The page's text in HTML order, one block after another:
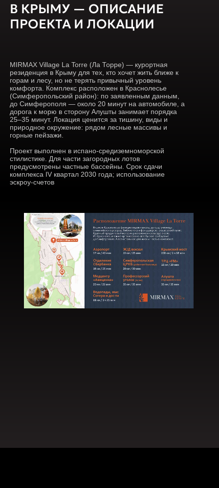
В КРЫМУ — ОПИСАНИЕ
ПРОЕКТА И ЛОКАЦИИ
MIRMAX Village La Torre (Ла Торре) — курортная
резиденция в Крыму для тех, кто хочет жить ближе к
горам и лесу, но не терять привычный уровень
комфорта. Комплекс расположен в Краснолесье
(Симферопольский район): по заявленным данным,
до Симферополя — около 20 минут на автомобиле, а
дорога к морю в сторону Алушты занимает порядка
25–35 минут. Локация ценится за тишину, виды и
природное окружение: рядом лесные массивы и
горные пейзажи.
Проект выполнен в испано-средиземноморской
стилистике. Для части загородных лотов
предусмотрены частные бассейны. Срок сдачи
комплекса IV квартал 2030 года; использование
эскроу-счетов